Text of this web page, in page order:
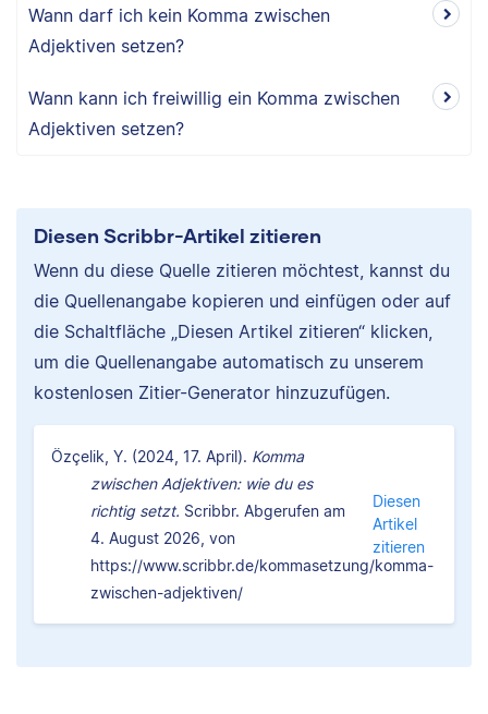
Wann darf ich kein Komma zwischen
Adjektiven setzen?
Wann kann ich freiwillig ein Komma zwischen
Adjektiven setzen?
Diesen Scribbr-Artikel zitieren
Wenn du diese Quelle zitieren möchtest, kannst du
die Quellenangabe kopieren und einfügen oder auf
die Schaltfläche „Diesen Artikel zitieren“ klicken,
um die Quellenangabe automatisch zu unserem
kostenlosen Zitier-Generator hinzuzufügen.
Özçelik, Y. (2024, 17. April). Komma
zwischen Adjektiven: wie du es
richtig setzt. Scribbr. Abgerufen am
4. August 2026, von
https://www.scribbr.de/kommasetzung/komma-
zwischen-adjektiven/
Diesen
Artikel
zitieren